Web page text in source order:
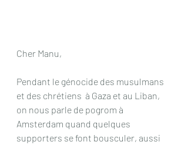
Cher Manu,
Pendant le génocide des musulmans
et des chrétiens  à Gaza et au Liban,
on nous parle de pogrom à
Amsterdam quand quelques
supporters se font bousculer, aussi